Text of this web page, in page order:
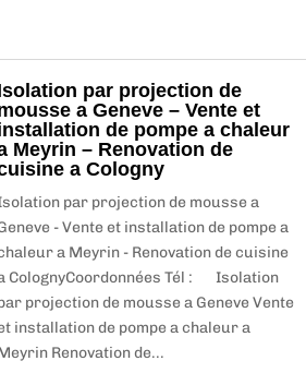
par projection de
a Geneve – Vente et
de pompe a chaleur
Meyrin – Renovation de
a Cologny
par projection de mousse a
- Vente et installation de pompe a
a Meyrin - Renovation de cuisine
ColognyCoordonnées Tél : Isolation
projection de mousse a Geneve Vente
installation de pompe a chaleur a
Renovation de...